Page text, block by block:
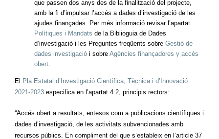
que passen dos anys des de la finalització del projecte,
amb la fi d’impulsar l’accés a dades d’investigació de les
ajudes finançades. Per més informació revisar l’apartat
Polítiques i Mandats de la Biblioguia de Dades
d’investigació i les Preguntes freqüents sobre Gestió de
dades investigació i sobre Agències finançadores y accés
obert.
El Pla Estatal d’Investigació Científica, Tècnica i d’Innovació
2021-2023 especifica en l’apartat 4.2, principis rectors:
“Accés obert a resultats, entesos com a publicacions científiques i
dades d’investigació, de les activitats subvencionades amb
recursos públics. En compliment del que s’estableix en l’article 37